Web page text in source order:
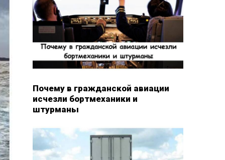
Почему в гражданской авиации
исчезли бортмеханики и
штурманы